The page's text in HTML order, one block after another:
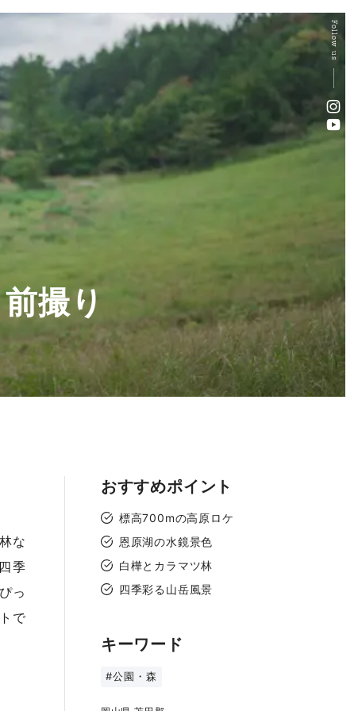
撮り
Follow us
な
季
っ
で
おすすめポイント
標高700mの高原ロケ
恩原湖の水鏡景色
白樺とカラマツ林
四季彩る山岳風景
キーワード
#公園・森